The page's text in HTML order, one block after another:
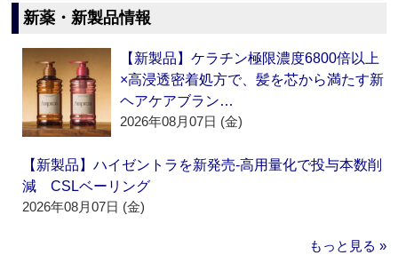
新薬・新製品情報
【新製品】ケラチン極限濃度6800倍以上
×高浸透密着処方で、髪を芯から満たす新
ヘアケアブラン…
2026年08月07日 (金)
【新製品】ハイゼントラを新発売‐高用量化で投与本数削
減 CSLベーリング
2026年08月07日 (金)
もっと見る »